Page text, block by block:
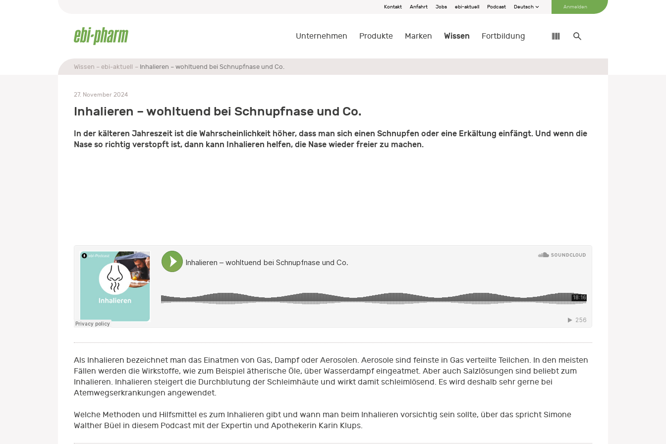
Kontakt Anfahrt Jobs ebi-aktuell Podcast Deutsch Anmelden
Unternehmen Produkte Marken Wissen Fortbildung
Wissen ebi-aktuell Inhalieren – wohltuend bei Schnupfnase und Co.
27. November 2024
Inhalieren – wohltuend bei Schnupfnase und Co.
In der kälteren Jahreszeit ist die Wahrscheinlichkeit höher, dass man sich einen Schnupfen oder eine Erkältung einfängt. Und wenn die
Nase so richtig verstopft ist, dann kann Inhalieren helfen, die Nase wieder freier zu machen.
Als Inhalieren bezeichnet man das Einatmen von Gas, Dampf oder Aerosolen. Aerosole sind feinste in Gas verteilte Teilchen. In den meisten
Fällen werden die Wirkstoffe, wie zum Beispiel ätherische Öle, über Wasserdampf eingeatmet. Aber auch Salzlösungen sind beliebt zum
Inhalieren. Inhalieren steigert die Durchblutung der Schleimhäute und wirkt damit schleimlösend. Es wird deshalb sehr gerne bei
Atemwegserkrankungen angewendet.
Welche Methoden und Hilfsmittel es zum Inhalieren gibt und wann man beim Inhalieren vorsichtig sein sollte, über das spricht Simone
Walther Büel in diesem Podcast mit der Expertin und Apothekerin Karin Klups.